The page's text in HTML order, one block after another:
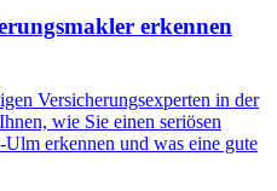
erkennen
Versicherungsexperten in der
wie Sie einen seriösen
erkennen und was eine gute